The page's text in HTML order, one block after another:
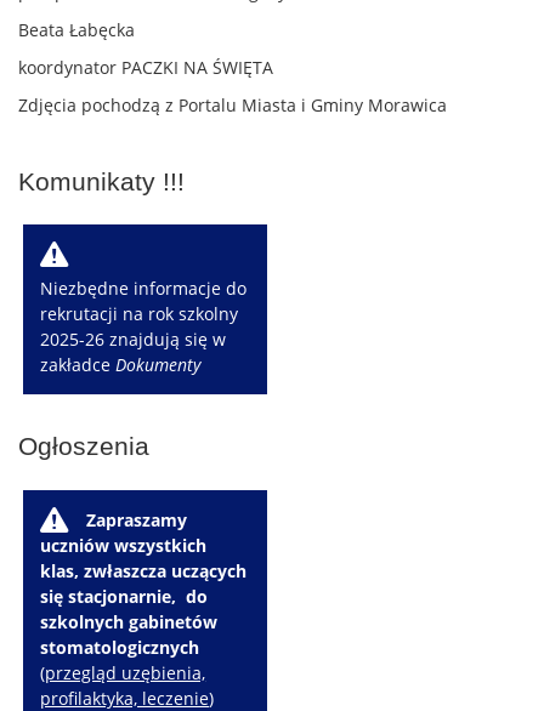
Beata Łabęcka
koordynator PACZKI NA ŚWIĘTA
Zdjęcia pochodzą z Portalu Miasta i Gminy Morawica
Komunikaty !!!
W
Niezbędne informacje do
rekrutacji na rok szkolny
2025-26 znajdują się w
zakładceDokumenty
Ogłoszenia
W
Zapraszamy
uczniów wszystkich
klas, zwłaszcza uczących
się stacjonarnie, do
szkolnych gabinetów
stomatologicznych
(przegląd uzębienia,
profilaktyka, leczenie)